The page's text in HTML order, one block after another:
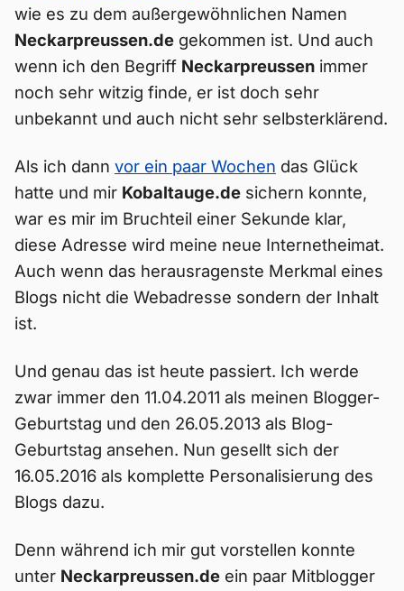
wie es zu dem außergewöhnlichen Namen
Neckarpreussen.de gekommen ist. Und auch
wenn ich den Begriff Neckarpreussen immer
noch sehr witzig finde, er ist doch sehr
unbekannt und auch nicht sehr selbsterklärend.
Als ich dann vor ein paar Wochen das Glück
hatte und mir Kobaltauge.de sichern konnte,
war es mir im Bruchteil einer Sekunde klar,
diese Adresse wird meine neue Internetheimat.
Auch wenn das herausragenste Merkmal eines
Blogs nicht die Webadresse sondern der Inhalt
ist.
Und genau das ist heute passiert. Ich werde
zwar immer den 11.04.2011 als meinen Blogger-
Geburtstag und den 26.05.2013 als Blog-
Geburtstag ansehen. Nun gesellt sich der
16.05.2016 als komplette Personalisierung des
Blogs dazu.
Denn während ich mir gut vorstellen konnte
unter Neckarpreussen.de ein paar Mitblogger